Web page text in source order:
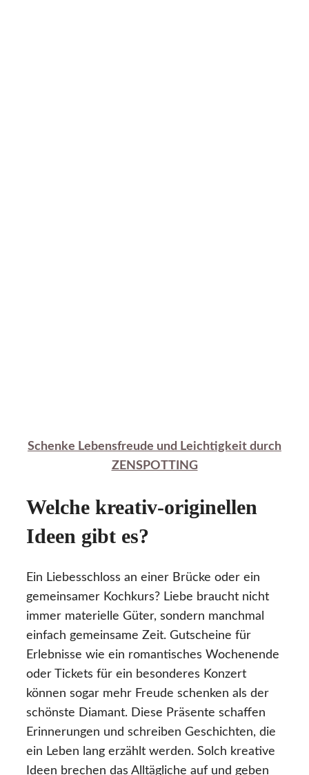
Schenke Lebensfreude und Leichtigkeit durch
ZENSPOTTING
Welche kreativ-originellen
Ideen gibt es?
Ein Liebesschloss an einer Brücke oder ein
gemeinsamer Kochkurs? Liebe braucht nicht
immer materielle Güter, sondern manchmal
einfach gemeinsame Zeit. Gutscheine für
Erlebnisse wie ein romantisches Wochenende
oder Tickets für ein besonderes Konzert
können sogar mehr Freude schenken als der
schönste Diamant. Diese Präsente schaffen
Erinnerungen und schreiben Geschichten, die
ein Leben lang erzählt werden. Solch kreative
Ideen brechen das Alltägliche auf und geben